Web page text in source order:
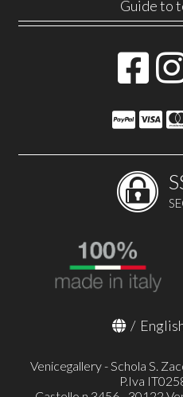
Guide to
/
Venicegallery - Schola S.
P.Iva